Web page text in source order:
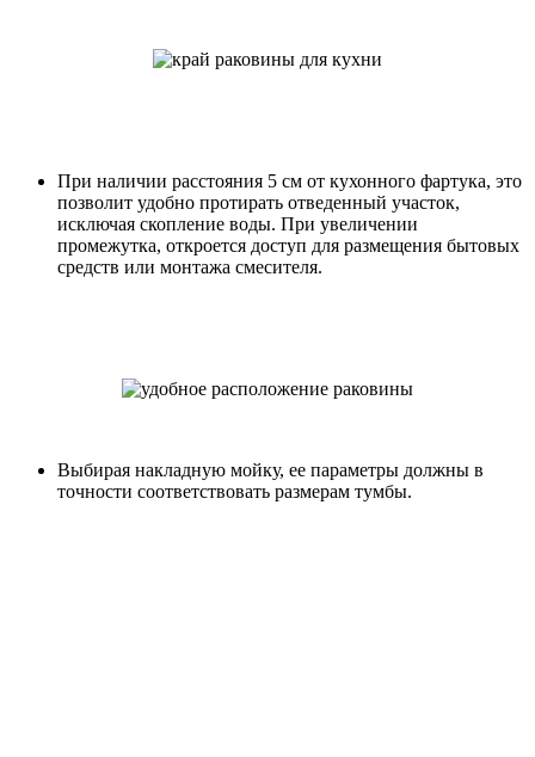
При наличии расстояния 5 см от кухонного фартука, это
позволит удобно протирать отведенный участок,
исключая скопление воды. При увеличении
промежутка, откроется доступ для размещения бытовых
средств или монтажа смесителя.
Выбирая накладную мойку, ее параметры должны в
точности соответствовать размерам тумбы.